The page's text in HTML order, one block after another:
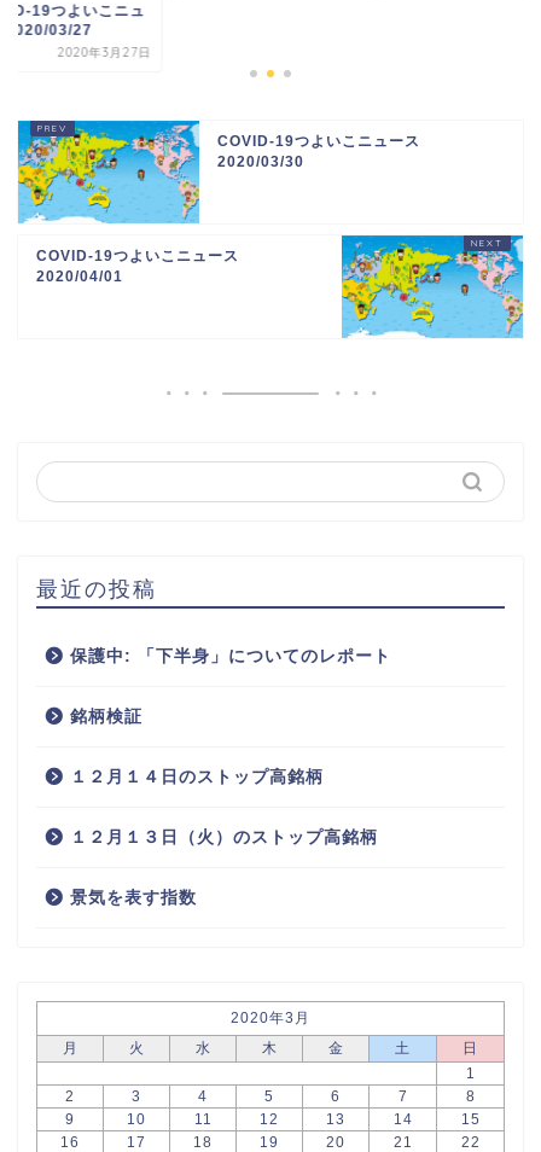
19つよいこニュ
2020/03/27
2020年3月27日
COVID-19つよいこニュース
2020/03/30
COVID-19つよいこニュース
2020/04/01
最近の投稿
保護中: 「下半身」についてのレポート
銘柄検証
１２月１４日のストップ高銘柄
１２月１３日（火）のストップ高銘柄
景気を表す指数
2020年3月
月
火 水 木 金 土
日
1
2
3 4 5 6 7
8
9
10 11 12 13 14
15
16
17 18 19 20 21 22